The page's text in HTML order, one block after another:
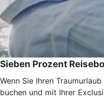
Sieben Prozent
Wenn Sie Ihren
buchen und mit Ihrer